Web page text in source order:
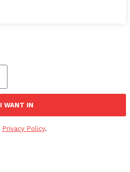
I WANT IN
Privacy Policy.